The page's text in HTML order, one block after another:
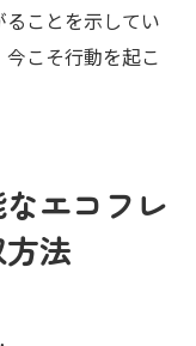
ことを示してい
こそ行動を起こ
エコフレ
法